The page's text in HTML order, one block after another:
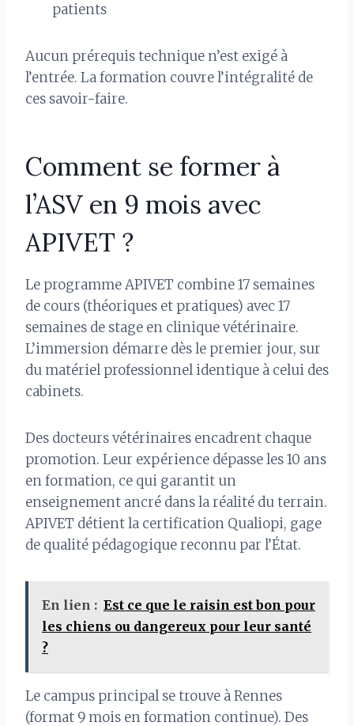
patients
Aucun prérequis technique n’est exigé à
l’entrée. La formation couvre l’intégralité de
ces savoir-faire.
Comment se former à
l’ASV en 9 mois avec
APIVET ?
Le programme APIVET combine 17 semaines
de cours (théoriques et pratiques) avec 17
semaines de stage en clinique vétérinaire.
L’immersion démarre dès le premier jour, sur
du matériel professionnel identique à celui des
cabinets.
Des docteurs vétérinaires encadrent chaque
promotion. Leur expérience dépasse les 10 ans
en formation, ce qui garantit un
enseignement ancré dans la réalité du terrain.
APIVET détient la certification Qualiopi, gage
de qualité pédagogique reconnu par l’État.
En lien : Est ce que le raisin est bon pour
les chiens ou dangereux pour leur santé
?
Le campus principal se trouve à Rennes
(format 9 mois en formation continue). Des